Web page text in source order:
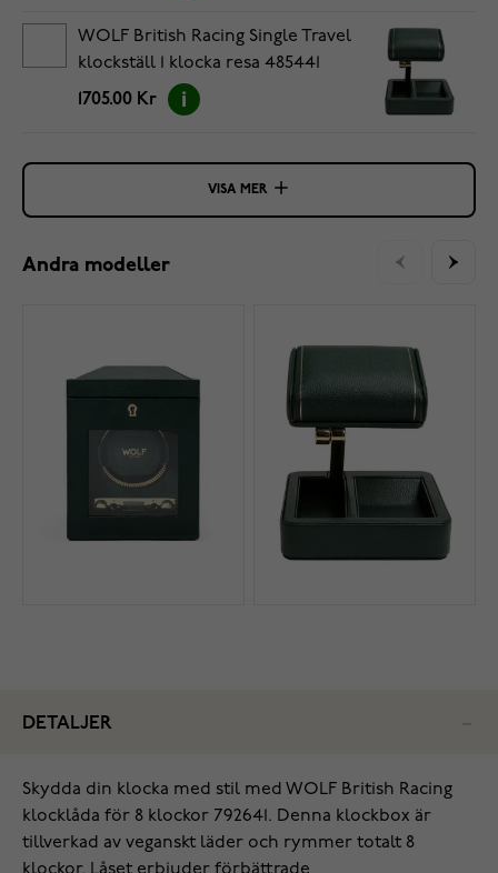
WOLF British Racing Single Travel
klockställ 1 klocka resa 485441
1705.00 Kr
VISA MER
Andra modeller
DETALJER
Skydda din klocka med stil med WOLF British Racing
klocklåda för 8 klockor 792641. Denna klockbox är
tillverkad av veganskt läder och rymmer totalt 8